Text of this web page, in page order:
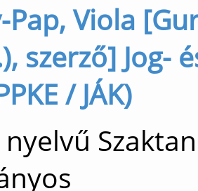
Pap, Viola
szerző] Jog-
/ JÁK)